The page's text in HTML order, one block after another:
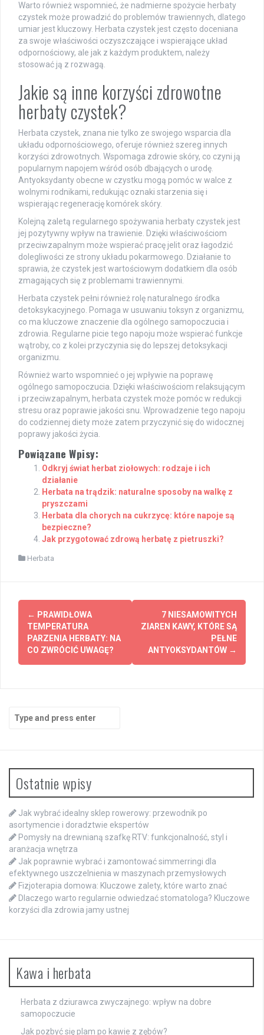
Warto również wspomnieć, że nadmierne spożycie herbaty
czystek może prowadzić do problemów trawiennych, dlatego
umiar jest kluczowy. Herbata czystek jest często doceniana
za swoje właściwości oczyszczające i wspierające układ
odpornościowy, ale jak z każdym produktem, należy
stosować ją z rozwagą.
Jakie są inne korzyści zdrowotne
herbaty czystek?
Herbata czystek, znana nie tylko ze swojego wsparcia dla
układu odpornościowego, oferuje również szereg innych
korzyści zdrowotnych. Wspomaga zdrowie skóry, co czyni ją
popularnym napojem wśród osób dbających o urodę.
Antyoksydanty obecne w czystku mogą pomóc w walce z
wolnymi rodnikami, redukując oznaki starzenia się i
wspierając regenerację komórek skóry.
Kolejną zaletą regularnego spożywania herbaty czystek jest
jej pozytywny wpływ na trawienie. Dzięki właściwościom
przeciwzapalnym może wspierać pracę jelit oraz łagodzić
dolegliwości ze strony układu pokarmowego. Działanie to
sprawia, że czystek jest wartościowym dodatkiem dla osób
zmagających się z problemami trawiennymi.
Herbata czystek pełni również rolę naturalnego środka
detoksykacyjnego. Pomaga w usuwaniu toksyn z organizmu,
co ma kluczowe znaczenie dla ogólnego samopoczucia i
zdrowia. Regularne picie tego napoju może wspierać funkcje
wątroby, co z kolei przyczynia się do lepszej detoksykacji
organizmu.
Również warto wspomnieć o jej wpływie na poprawę
ogólnego samopoczucia. Dzięki właściwościom relaksującym
i przeciwzapalnym, herbata czystek może pomóc w redukcji
stresu oraz poprawie jakości snu. Wprowadzenie tego napoju
do codziennej diety może zatem przyczynić się do widocznej
poprawy jakości życia.
Powiązane Wpisy:
Odkryj świat herbat ziołowych: rodzaje i ich
działanie
Herbata na trądzik: naturalne sposoby na walkę z
pryszczami
Herbata dla chorych na cukrzycę: które napoje są
bezpieczne?
Jak przygotować zdrową herbatę z pietruszki?
Herbata
Post
navigation
← PRAWIDŁOWA
TEMPERATURA
PARZENIA HERBATY: NA
CO ZWRÓCIĆ UWAGĘ?
7 NIESAMOWITYCH
ZIAREN KAWY, KTÓRE SĄ
PEŁNE
ANTYOKSYDANTÓW →
for:
Ostatnie wpisy
Jak wybrać idealny sklep rowerowy: przewodnik po
asortymencie i doradztwie ekspertów
Pomysły na drewnianą szafkę RTV: funkcjonalność, styl i
aranżacja wnętrza
Jak poprawnie wybrać i zamontować simmerringi dla
efektywnego uszczelnienia w maszynach przemysłowych
Fizjoterapia domowa: Kluczowe zalety, które warto znać
Dlaczego warto regularnie odwiedzać stomatologa? Kluczowe
korzyści dla zdrowia jamy ustnej
Kawa i herbata
Herbata z dziurawca zwyczajnego: wpływ na dobre
samopoczucie
Jak pozbyć się plam po kawie z zębów?